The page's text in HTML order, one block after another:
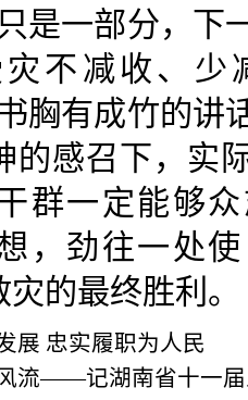
是一部分，下
不减收、少
胸有成竹的讲
的感召下，实
群一定能够
，劲往一处
的最终胜利。
展 忠实履职为人民
流——记湖南省十一